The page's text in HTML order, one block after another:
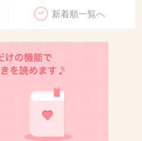
無い〜
+173
+70
新着順一覧へ